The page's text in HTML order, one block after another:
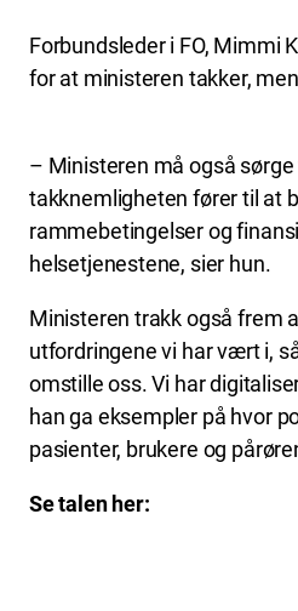
Forbundsleder i FO, Mimmi
for at ministeren takker,
– Ministeren må også
takknemligheten fører til at
rammebetingelser og
helsetjenestene, sier hun.
Ministeren trakk også frem
utfordringene vi har vært i,
omstille oss. Vi har
han ga eksempler på hvor
pasienter, brukere og
Se talen her: